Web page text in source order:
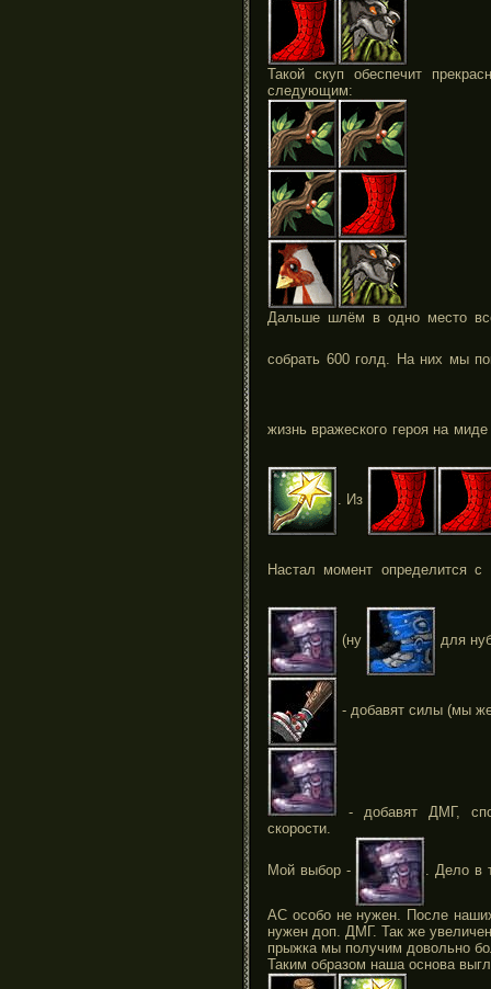
Такой скуп обеспечит
следующим:
Дальше шлём в одно место
собрать 600 голд. На них мы
жизнь вражеского героя на
. Из
Настал момент определится
(ну для
- добавят силы (мы
- добавят ДМГ,
скорости.
Мой выбор - . Дело в
АС особо не нужен. После
нужен доп. ДМГ. Так же
прыжка мы получим довольно
Таким образом наша основа